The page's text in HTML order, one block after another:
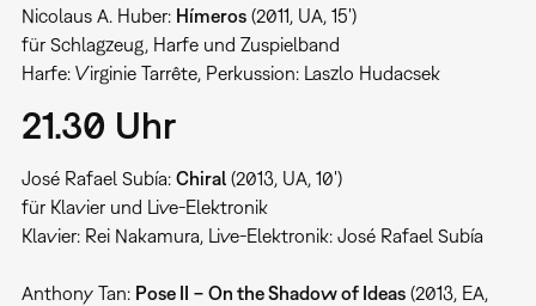
Nicolaus A. Huber: Hímeros(2011, UA, 15')
für Schlagzeug, Harfe und Zuspielband
Harfe: Virginie Tarrête, Perkussion: Laszlo Hudacsek
21.30 Uhr
José Rafael Subía: Chiral(2013, UA, 10')
für Klavier und Live-Elektronik
Klavier: Rei Nakamura, Live-Elektronik: José Rafael Subía
Anthony Tan: Pose II − On the Shadow of Ideas(2013, EA,